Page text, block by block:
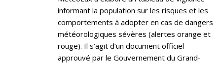
informant la population sur les risques et les
comportements à adopter en cas de dangers
météorologiques sévères (alertes orange et
rouge). Il s’agit d’un document officiel
approuvé par le Gouvernement du Grand-